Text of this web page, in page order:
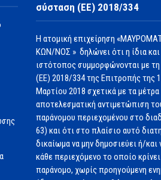
σύσταση (ΕΕ) 2018/334
Η ατομική επιχείρηση
ΚΩΝ/ΝΟΣ » δηλώνει ότι η ίδια
ιστότοπος συμμορφώνονται με
(ΕΕ) 2018/334 της Επιτροπής της
Μαρτίου 2018 σχετικά με τα μέτρα
αποτελεσματική αντιμετώπιση
παράνομου περιεχομένου στο
63) και ότι στο πλαίσιο αυτό
δικαίωμα να μην δημοσιεύει ή/και
κάθε περιεχόμενο το οποίο κρίνει
παράνομο, χωρίς προηγούμενη